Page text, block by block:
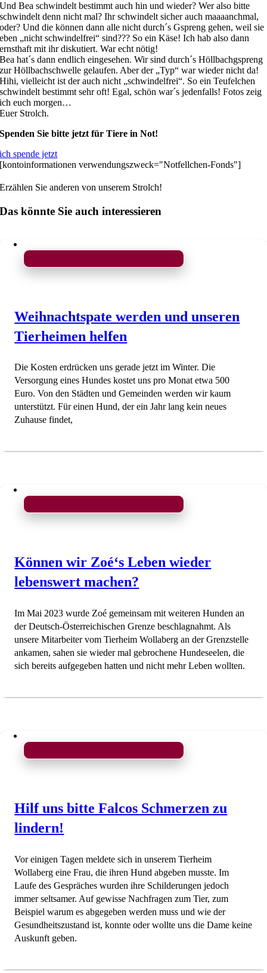
Und Bea schwindelt bestimmt auch hin und wieder? Wer also bitte
schwindelt denn nicht mal? Ihr schwindelt sicher auch maaaanchmal,
oder? Und die können dann alle nicht durch´s Gspreng gehen, weil sie
eben „nicht schwindelfrei“ sind??? So ein Käse! Ich hab also dann
ernsthaft mit ihr diskutiert. War echt nötig!
Bea hat´s dann endlich eingesehen. Wir sind durch´s Höllbachgspreng
zur Höllbachschwelle gelaufen. Aber der „Typ“ war wieder nicht da!
Hihi, vielleicht ist der auch nicht „schwindelfrei“. So ein Teufelchen
schwindelt bestimmt sehr oft! Egal, schön war´s jedenfalls! Fotos zeig
ich euch morgen…
Euer Strolch.
Spenden Sie bitte jetzt für Tiere in Not!
ich spende jetzt
[kontoinformationen verwendungszweck="Notfellchen-Fonds"]
Erzählen Sie anderen von unserem Strolch!
Das könnte Sie auch interessieren
Weihnachtspate werden und unseren
Tierheimen helfen
Die Kosten erdrücken uns gerade jetzt im Winter. Die
Versorgung eines Hundes kostet uns pro Monat etwa 500
Euro. Von den Städten und Gemeinden werden wir kaum
unterstützt. Für einen Hund, der ein Jahr lang kein neues
Zuhause findet,
Können wir Zoé‘s Leben wieder
lebenswert machen?
Im Mai 2023 wurde Zoé gemeinsam mit weiteren Hunden an
der Deutsch-Österreichischen Grenze beschlagnahmt. Als
unsere Mitarbeiter vom Tierheim Wollaberg an der Grenzstelle
ankamen, sahen sie wieder mal gebrochene Hundeseelen, die
sich bereits aufgegeben hatten und nicht mehr Leben wollten.
Hilf uns bitte Falcos Schmerzen zu
lindern!
Vor einigen Tagen meldete sich in unserem Tierheim
Wollaberg eine Frau, die ihren Hund abgeben musste. Im
Laufe des Gespräches wurden ihre Schilderungen jedoch
immer seltsamer. Auf gewisse Nachfragen zum Tier, zum
Beispiel warum es abgegeben werden muss und wie der
Gesundheitszustand ist, konnte oder wollte uns die Dame keine
Auskunft geben.